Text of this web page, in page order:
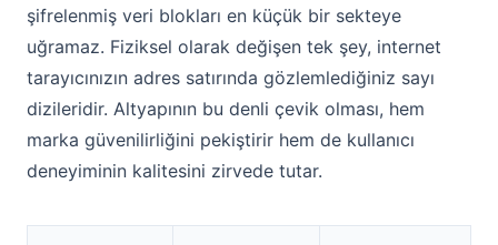
şifrelenmiş veri blokları en küçük bir sekteye
uğramaz. Fiziksel olarak değişen tek şey, internet
tarayıcınızın adres satırında gözlemlediğiniz sayı
dizileridir. Altyapının bu denli çevik olması, hem
marka güvenilirliğini pekiştirir hem de kullanıcı
deneyiminin kalitesini zirvede tutar.